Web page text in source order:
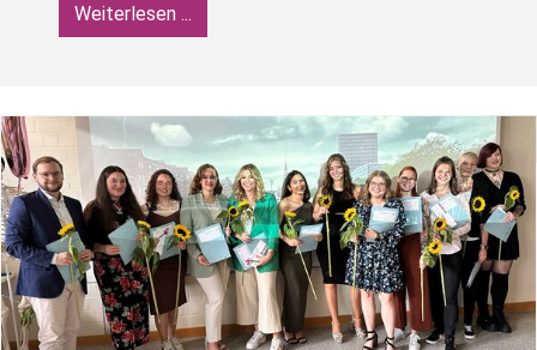
Weiterlesen ...